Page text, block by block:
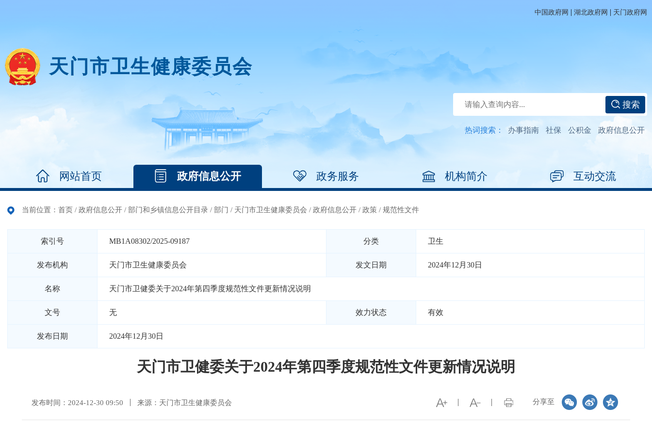
中国政府网 | 湖北政府网 | 天门政府网
天门市卫生健康委员会
搜索
热词搜索： 办事指南 社保 公积金 政府信息公开
网站首页 政府信息公开 政务服务 机构简介 互动交流
当前位置： 首页 / 政府信息公开 / 部门和乡镇信息公开目录 / 部门 / 天门市卫生健康委员会 / 政府信息公开 / 政策 / 规范性文件
索引号 MB1A08302/2025-09187 分类 卫生
发布机构 天门市卫生健康委员会 发文日期 2024年12月30日
名称 天门市卫健委关于2024年第四季度规范性文件更新情况说明
文号 无 效力状态 有效
发布日期 2024年12月30日
天门市卫健委关于2024年第四季度规范性文件更新情况说明
分享至
发布时间：2024-12-30 09:50 来源：天门市卫生健康委员会